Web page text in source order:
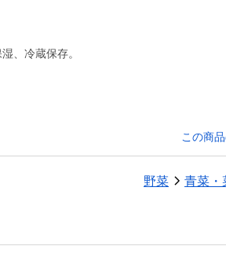
、冷蔵保存。
この商
野菜 青菜・